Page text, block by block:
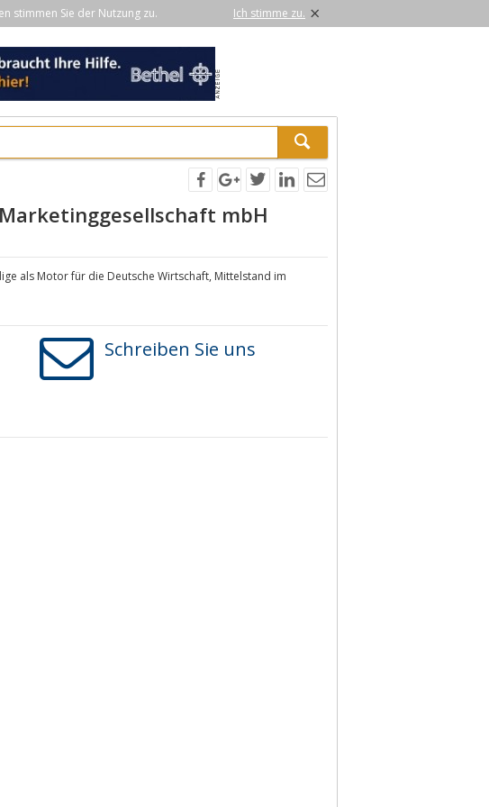
stimmen Sie der Nutzung zu. Ich stimme zu. ×
mbH
als Motor für die Deutsche Wirtschaft, Mittelstand im
Schreiben Sie uns